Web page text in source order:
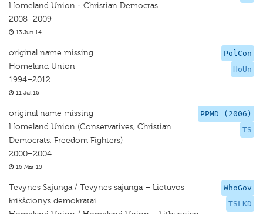
Homeland Union - Christian Democras
2008–2009
13 Jun 14
PolCon
HoUn
original name missing
Homeland Union
1994–2012
11 Jul 16
PPMD (2006)
TS
original name missing
Homeland Union (Conservatives, Christian
Democrats, Freedom Fighters)
2000–2004
16 Mar 15
WhoGov
TSLKD
Tevynes Sajunga / Tevynes sajunga – Lietuvos
krikšcionys demokratai